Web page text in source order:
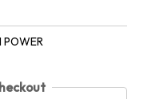
POWER